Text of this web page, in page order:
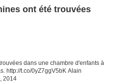
ont été trouvées
dans une chambre d'enfants à
http://t.co/0yZ7ggV5bK Alain
2014